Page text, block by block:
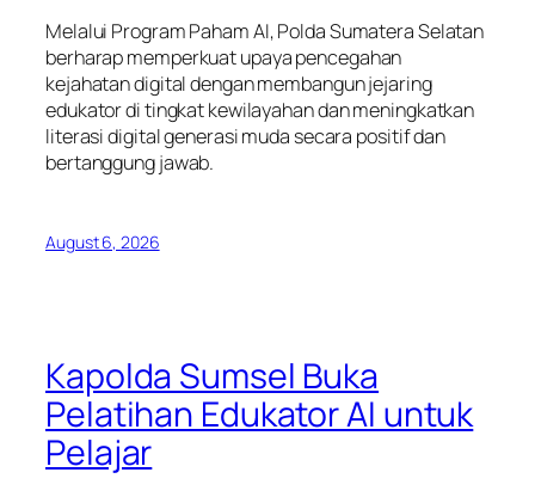
Melalui Program Paham AI, Polda Sumatera Selatan
berharap memperkuat upaya pencegahan
kejahatan digital dengan membangun jejaring
edukator di tingkat kewilayahan dan meningkatkan
literasi digital generasi muda secara positif dan
bertanggung jawab.
August 6, 2026
Kapolda Sumsel Buka
Pelatihan Edukator AI untuk
Pelajar